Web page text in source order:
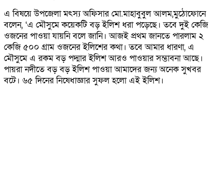
এ বিষয়ে উপজেলা মৎস্য অফিসার মো.মাহাবুবুল আলম,মুঠোফোনে
বলেন, ‘এ মৌসুমে কয়েকটি বড় ইলিশ ধরা পড়েছে। তবে দুই কেজি
ওজনের পাওয়া যায়নি বলে জানি। আজই প্রথম জানতে পারলাম ২
কেজি ৫০০ গ্রাম ওজনের ইলিশের কথা। তবে আমার ধারণা, এ
মৌসুমে এ রকম বড় পদ্মার ইলিশ আরও পাওয়ার সম্ভাবনা আছে।
পায়রা নদীতে বড় বড় ইলিশ পাওয়া আমাদের জন্য অনেক সুখবর
বটে। ৬৫ দিনের নিষেধাজ্ঞার সুফল হলো এই ইলিশ।